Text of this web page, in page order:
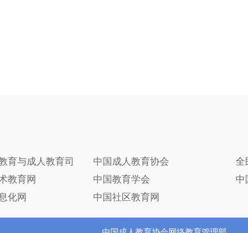
育与成人教育司 中国成人教育协会 全
教育网 中国教育学会 中
化网 中国社区教育网